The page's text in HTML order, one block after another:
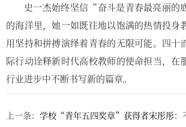
史一杰始终坚信“奋斗是青春最亮丽的
的海洋里，她一如既往地以饱满的热情投身
用坚持和拼搏演绎着青春的无限可能。四十
际行动诠释新时代高校教师的使命担当，在
行业进步中不断书写新的篇章。
上一条： 学校“青年五四奖章”获得者宋彤彤：